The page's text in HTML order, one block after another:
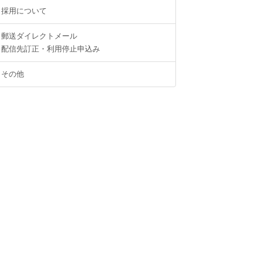
採用について
郵送ダイレクトメール
配信先訂正・利用停止申込み
その他